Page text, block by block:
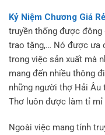
Kỷ Niệm Chương Giá
truyền thống được đông
trao tặng,… Nó được ưa
trong việc sản xuất mà
mang đến nhiều thông
những người thợ Hải Âu
Thơ luôn được làm tỉ
Ngoài việc mang tính